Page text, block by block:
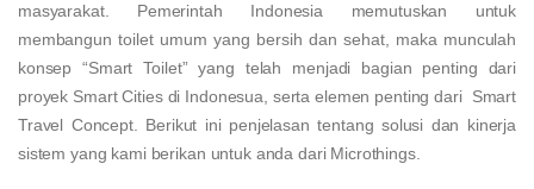
masyarakat. Pemerintah Indonesia memutuskan untuk
membangun toilet umum yang bersih dan sehat, maka munculah
konsep “Smart Toilet” yang telah menjadi bagian penting dari
proyek Smart Cities di Indonesua, serta elemen penting dari Smart
Travel Concept. Berikut ini penjelasan tentang solusi dan kinerja
sistem yang kami berikan untuk anda dari Microthings.